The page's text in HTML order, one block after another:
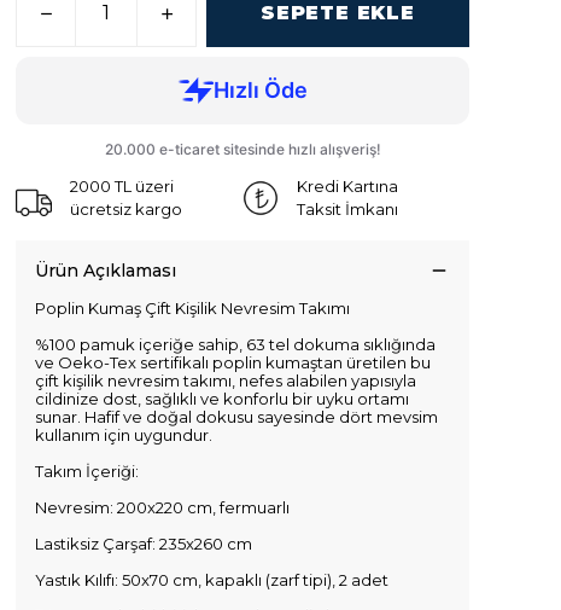
SEPETE EKLE
2000 TL üzeri
ücretsiz kargo
Kredi Kartına
Taksit İmkanı
Ürün Açıklaması
Poplin Kumaş Çift Kişilik Nevresim Takımı
%100 pamuk içeriğe sahip, 63 tel dokuma sıklığında
ve Oeko-Tex sertifikalı poplin kumaştan üretilen bu
çift kişilik nevresim takımı, nefes alabilen yapısıyla
cildinize dost, sağlıklı ve konforlu bir uyku ortamı
sunar. Hafif ve doğal dokusu sayesinde dört mevsim
kullanım için uygundur.
Takım İçeriği:
Nevresim: 200x220 cm, fermuarlı
Lastiksiz Çarşaf: 235x260 cm
Yastık Kılıfı: 50x70 cm, kapaklı (zarf tipi), 2 adet